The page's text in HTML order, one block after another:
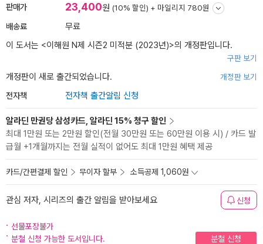
판매가 23,400원 (10% 할인) + 마일리지 780원
배송료
무료
이 도서는 <이해원 N제 시즌2 미적분 (2023년)>의 개정판입니다.
구판 보기
개정판이 새로 출간되었습니다. 개정판 보기
전자책 전자책 출간알림 신청
알라딘 만권당 삼성카드, 알라딘 15% 청구 할인
최대 1만원 또는 2만원 할인(전월 30만원 또는 60만원 이용 시) / 카드 발
급월 +1개월까지는 전월 실적이 없어도 최대 1만원 혜택 제공
카드/간편결제 할인 무이자 할부 소득공제 1,060원
관심 저자, 시리즈의 출간 알림을 받아보세요 신청
선물포장불가
분철 신청 가능한 도서입니다.
분철 신청